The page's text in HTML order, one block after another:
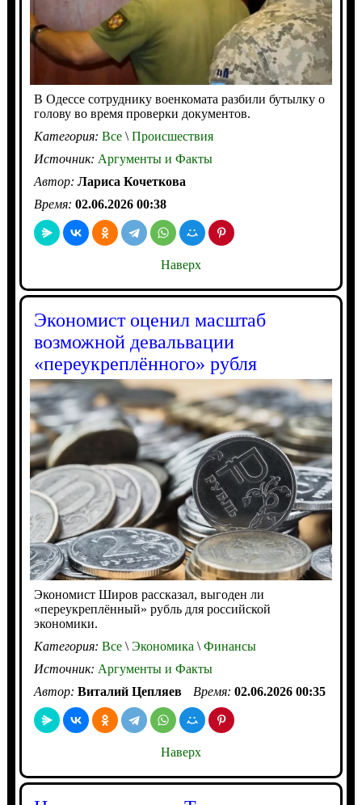
В Одессе сотруднику военкомата разбили бутылку о
голову во время проверки документов.
Категория: Все\Происшествия
Источник: Аргументы и Факты
Автор: Лариса Кочеткова
Время: 02.06.2026 00:38
Наверх
Экономист оценил масштаб
возможной девальвации
«переукреплённого» рубля
Экономист Широв рассказал, выгоден ли
«переукреплённый» рубль для российской
экономики.
Категория: Все\Экономика \Финансы
Источник: Аргументы и Факты
Автор: Виталий Цепляев Время: 02.06.2026 00:35
Наверх